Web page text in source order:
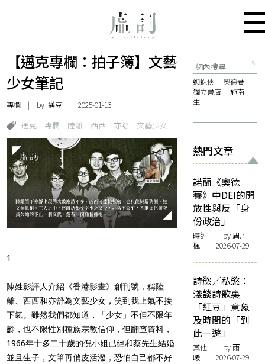
【邁克專欄：拍子簿】文藝
少女筆記
專欄 | by邁克 | 2025-01-13
邁克 專欄 陸離 西西 亦舒 文藝少女
1
陳姓影評人介紹《香港影畫》創刊號，稱陸
離、西西和亦舒為文藝少女，笑到我上氣不接
下氣。雖然我們都知道，「少女」不但不限年
齡，也不限性別種族宗教信仰，但翻查資料，
1966年十多二十歲的倪小姐已經和蔡先生結婚
並且生子，文筆再俏皮活潑，恐怕自己都不好
蜘蛛俠
奧德賽
獨立書店
施南
生
熱門文章
諾蘭《奧德
賽》中DEI的開
放性與反「身
份政治」
時評 | by周丹
楓 | 2026-07-29
詩慾／私慾：
淺談詩歌裏
「紅豆」意象
及時間的「到
此一遊」
其他 | by 雨
曦 | 2026-07-29